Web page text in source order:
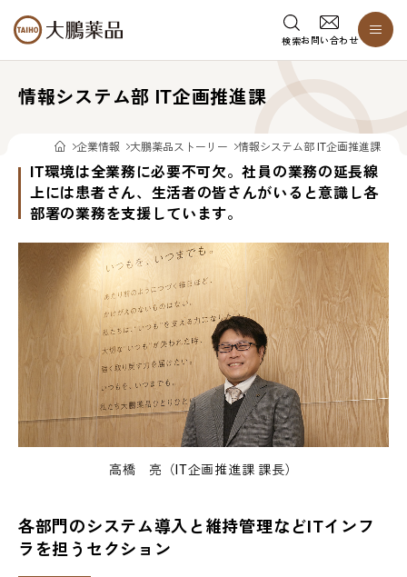
検索お問い合わせ
情報システム部 IT企画推進課
企業情報 大鵬薬品ストーリー 情報システム部 IT企画推進課
IT環境は全業務に必要不可欠。社員の業務の延長線
上には患者さん、生活者の皆さんがいると意識し各
部署の業務を支援しています。
高橋 亮（IT企画推進課 課長）
各部門のシステム導入と維持管理などITインフ
ラを担うセクション